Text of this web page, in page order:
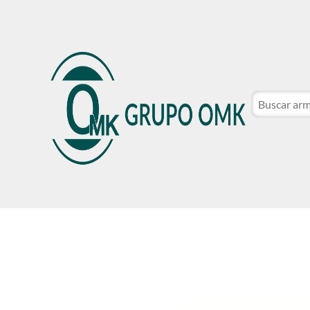
CATÁLOGO DE MARCAS